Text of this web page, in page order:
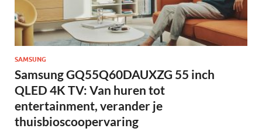
SAMSUNG
Samsung GQ55Q60DAUXZG 55 inch
QLED 4K TV: Van huren tot
entertainment, verander je
thuisbioscoopervaring